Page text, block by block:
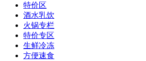
特价区
酒水乳饮
火锅专栏
特价专区
生鲜冷冻
方便速食